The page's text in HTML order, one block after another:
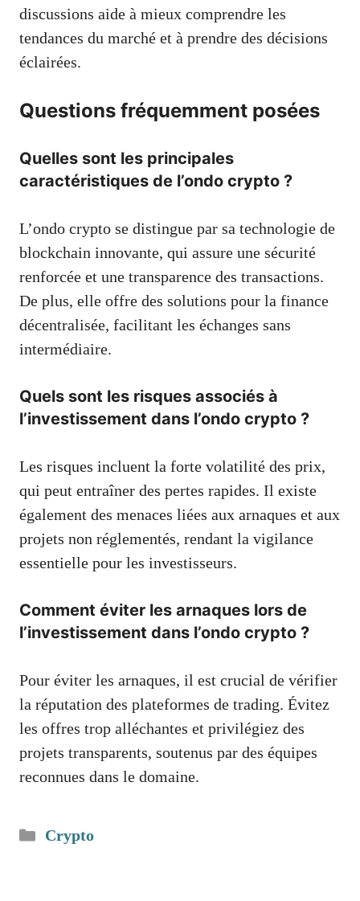
discussions aide à mieux comprendre les
tendances du marché et à prendre des décisions
éclairées.
Questions fréquemment posées
Quelles sont les principales
caractéristiques de l’ondo crypto ?
L’ondo crypto se distingue par sa technologie de
blockchain innovante, qui assure une sécurité
renforcée et une transparence des transactions.
De plus, elle offre des solutions pour la finance
décentralisée, facilitant les échanges sans
intermédiaire.
Quels sont les risques associés à
l’investissement dans l’ondo crypto ?
Les risques incluent la forte volatilité des prix,
qui peut entraîner des pertes rapides. Il existe
également des menaces liées aux arnaques et aux
projets non réglementés, rendant la vigilance
essentielle pour les investisseurs.
Comment éviter les arnaques lors de
l’investissement dans l’ondo crypto ?
Pour éviter les arnaques, il est crucial de vérifier
la réputation des plateformes de trading. Évitez
les offres trop alléchantes et privilégiez des
projets transparents, soutenus par des équipes
reconnues dans le domaine.
Catégories
Crypto